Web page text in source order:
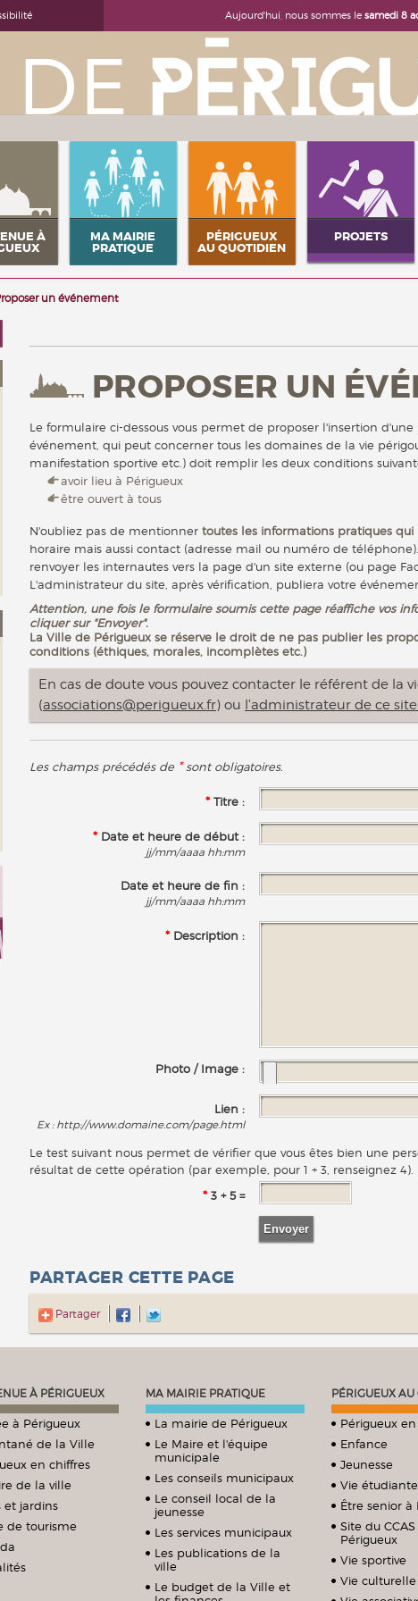
Aujourd'hui, nous sommes le samedi 8
À MA MAIRIE
PRATIQUE
PÉRIGUEUX
AU QUOTIDIEN
PROJETS
un événement
PROPOSER UN
Le formulaire ci-dessous vous permet de proposer l'insertion
événement, qui peut concerner tous les domaines de la vie
manifestation sportive etc.) doit remplir les deux conditions
avoir lieu à Périgueux
être ouvert à tous
N'oubliez pas de mentionner toutes les informations pratiques qui
horaire mais aussi contact (adresse mail ou numéro de téléphone).
renvoyer les internautes vers la page d'un site externe (ou page
L'administrateur du site, après vérification, publiera votre
Attention, une fois le formulaire soumis cette page réaffiche vos
cliquer sur "Envoyer".
La Ville de Périgueux se réserve le droit de ne pas publier les
conditions (éthiques, morales, incomplètes etc.)
En cas de doute vous pouvez contacter le référent de la
(associations@perigueux.fr) ou l'administrateur de ce
Les champs précédés de *sont obligatoires.
*Titre :
*Date et heure de début :
jj/mm/aaaa hh:mm
Date et heure de fin :
jj/mm/aaaa hh:mm
*Description :
Photo / Image :
Lien :
Ex : http://www.domaine.com/page.html
Le test suivant nous permet de vérifier que vous êtes bien une
résultat de cette opération (par exemple, pour 1 + 3, renseignez 4).
*3 + 5 =
PARTAGER CETTE PAGE
Partager
À PÉRIGUEUX
à Périgueux
de la Ville
en chiffres
de la ville
et jardins
de tourisme
MA MAIRIE PRATIQUE
La mairie de Périgueux
Le Maire et l'équipe
municipale
Les conseils municipaux
Le conseil local de la
jeunesse
Les services municipaux
Les publications de la
ville
Le budget de la Ville et
PÉRIGUEUX
Périgueux
Enfance
Jeunesse
Vie étudiante
Être senior à
Site du
Périgueux
Vie sportive
Vie culturelle